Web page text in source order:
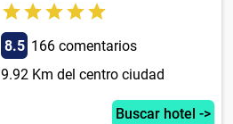
8.5 166 comentarios
9.92 Km del centro ciudad
Buscar hotel ->